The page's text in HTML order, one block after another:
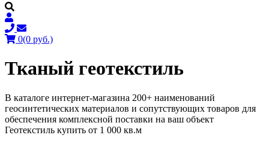
0(0 руб.)
Тканый геотекстиль
В каталоге интернет-магазина 200+ наименований
геосинтетических материалов и сопутствующих товаров для
обеспечения комплексной поставки на ваш объект
Геотекстиль купить от 1 000 кв.м